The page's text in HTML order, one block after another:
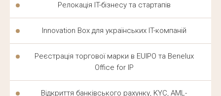
Релокація IT-бізнесу та стартапів
Innovation Box для українських IT-компаній
Реєстрація торгової марки в EUIPO та Benelux
Office for IP
Відкриття банківського рахунку, KYC, AML-